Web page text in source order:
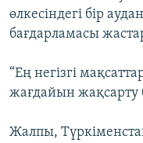
өлкесіндегі бір
бағдарламасы
“Ең негізгі
жағдайын жақсарту
Жалпы,